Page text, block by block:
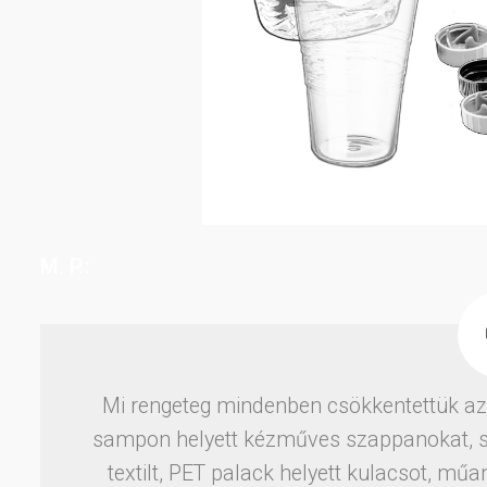
Mi rengeteg mindenben csökkentettük
sampon helyett kézműves szappanokat,
textilt, PET palack helyett kulacsot,